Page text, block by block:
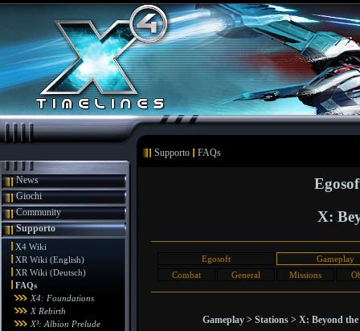
Supporto FAQs
News
Giochi
Community
Supporto
X4 Wiki
XR Wiki (English)
XR Wiki (Deutsch)
FAQs
X4: Foundations
X Rebirth
X³: Albion Prelude
X:
Egosoft
Gameplay
Combat
General Missions
Gameplay > Stations > X: Beyond